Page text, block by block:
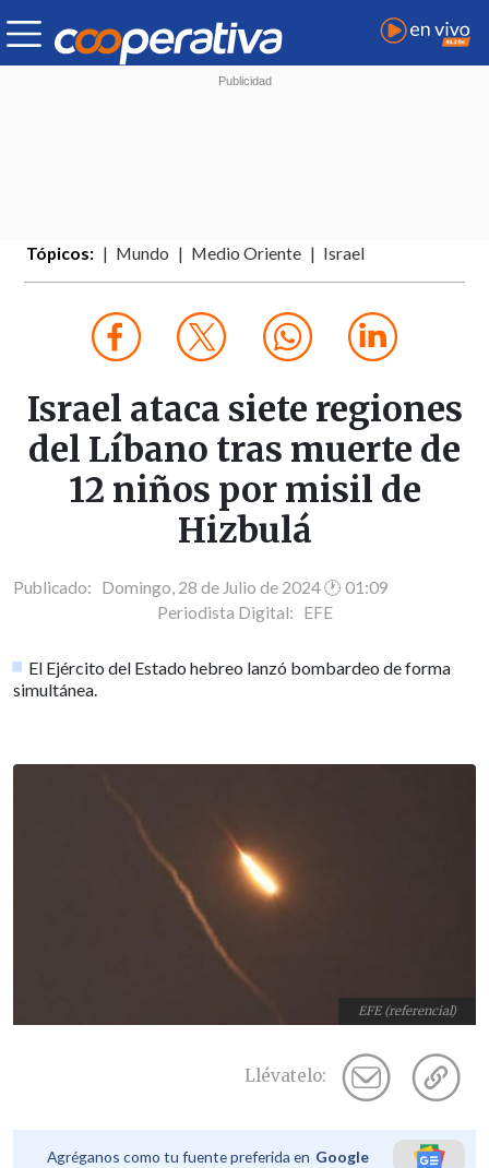
Tópicos: Mundo Medio Oriente Israel
Israel ataca siete regiones
del Líbano tras muerte de
12 niños por misil de
Hizbulá
Publicado: Domingo, 28 de Julio de 2024 🕐 01:09
Periodista Digital: EFE
El Ejército del Estado hebreo lanzó bombardeo de forma
simultánea.
EFE (referencial)
Llévatelo:
Agréganos como tu fuente preferida en Google